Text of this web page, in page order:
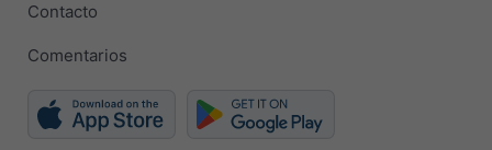
Contacto
Comentarios